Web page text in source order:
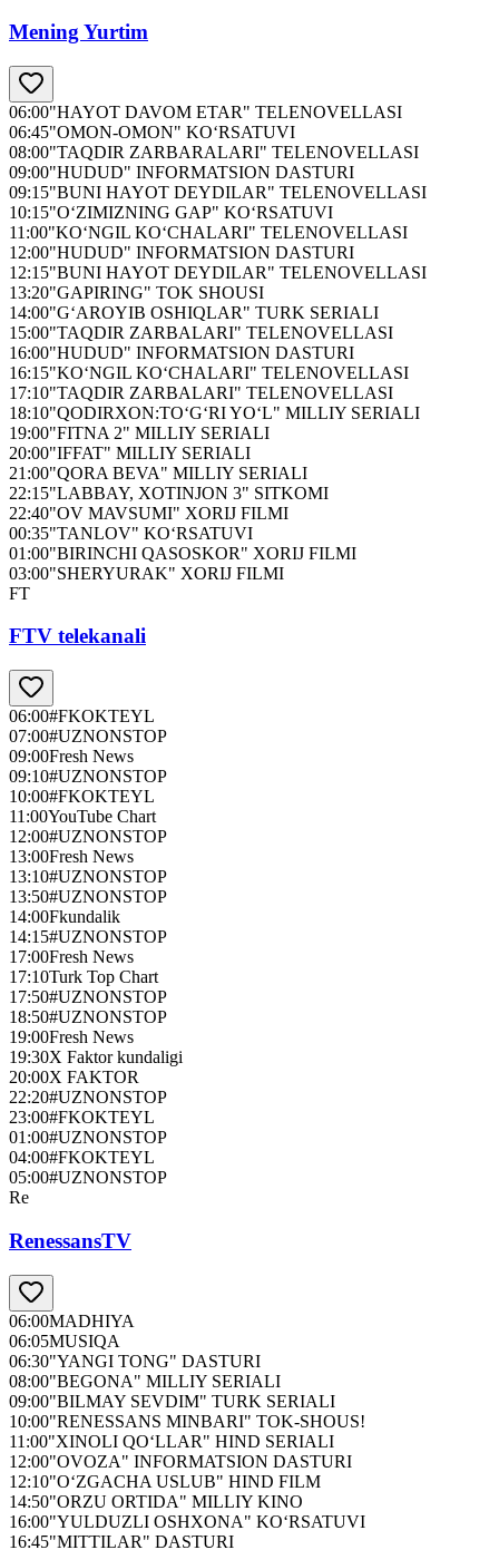
Mening Yurtim
06:00"HAYOT DAVOM ETAR" TELENOVELLASI
06:45"OMON-OMON" KO‘RSATUVI
08:00"TAQDIR ZARBARALARI" TELENOVELLASI
09:00"HUDUD" INFORMATSION DASTURI
09:15"BUNI HAYOT DEYDILAR" TELENOVELLASI
10:15"O‘ZIMIZNING GAP" KO‘RSATUVI
11:00"KO‘NGIL KO‘CHALARI" TELENOVELLASI
12:00"HUDUD" INFORMATSION DASTURI
12:15"BUNI HAYOT DEYDILAR" TELENOVELLASI
13:20"GAPIRING" TOK SHOUSI
14:00"G‘AROYIB OSHIQLAR" TURK SERIALI
15:00"TAQDIR ZARBALARI" TELENOVELLASI
16:00"HUDUD" INFORMATSION DASTURI
16:15"KO‘NGIL KO‘CHALARI" TELENOVELLASI
17:10"TAQDIR ZARBALARI" TELENOVELLASI
18:10"QODIRXON:TO‘G‘RI YO‘L" MILLIY SERIALI
19:00"FITNA 2" MILLIY SERIALI
20:00"IFFAT" MILLIY SERIALI
21:00"QORA BEVA" MILLIY SERIALI
22:15"LABBAY, XOTINJON 3" SITKOMI
22:40"OV MAVSUMI" XORIJ FILMI
00:35"TANLOV" KO‘RSATUVI
01:00"BIRINCHI QASOSKOR" XORIJ FILMI
03:00"SHERYURAK" XORIJ FILMI
FT
FTV telekanali
06:00#FKOKTEYL
07:00#UZNONSTOP
09:00Fresh News
09:10#UZNONSTOP
10:00#FKOKTEYL
11:00YouTube Chart
12:00#UZNONSTOP
13:00Fresh News
13:10#UZNONSTOP
13:50#UZNONSTOP
14:00Fkundalik
14:15#UZNONSTOP
17:00Fresh News
17:10Turk Top Chart
17:50#UZNONSTOP
18:50#UZNONSTOP
19:00Fresh News
19:30X Faktor kundaligi
20:00X FAKTOR
22:20#UZNONSTOP
23:00#FKOKTEYL
01:00#UZNONSTOP
04:00#FKOKTEYL
05:00#UZNONSTOP
Re
RenessansTV
06:00MADHIYA
06:05MUSIQA
06:30"YANGI TONG" DASTURI
08:00"BEGONA" MILLIY SERIALI
09:00"BILMAY SEVDIM" TURK SERIALI
10:00"RENESSANS MINBARI" TOK-SHOUS!
11:00"XINOLI QO‘LLAR" HIND SERIALI
12:00"OVOZA" INFORMATSION DASTURI
12:10"O‘ZGACHA USLUB" HIND FILM
14:50"ORZU ORTIDA" MILLIY KINO
16:00"YULDUZLI OSHXONA" KO‘RSATUVI
16:45"MITTILAR" DASTURI